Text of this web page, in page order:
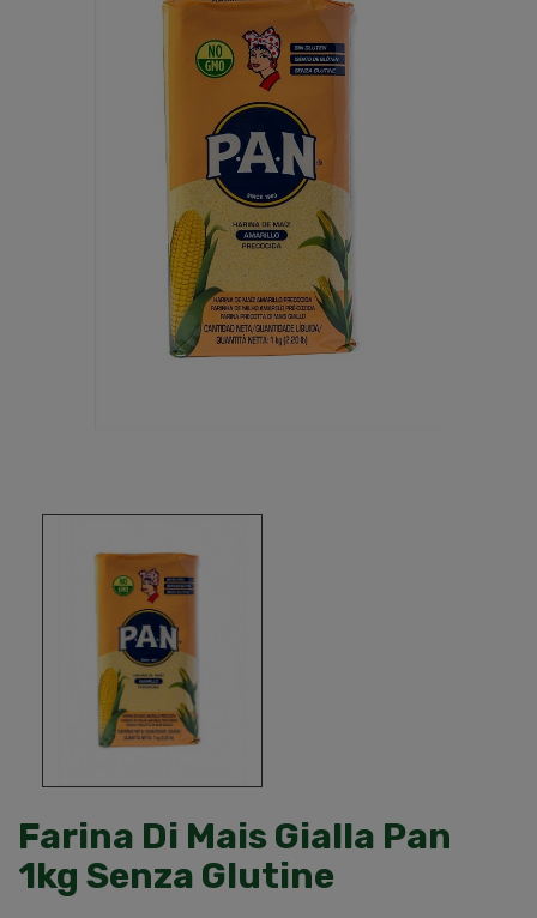
Farina Di Mais Gialla Pan
1kg Senza Glutine